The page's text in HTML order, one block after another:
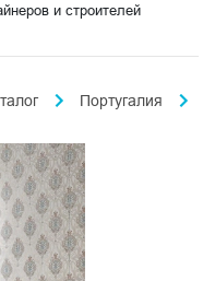
и строителей
Португалия